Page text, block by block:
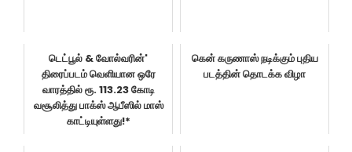
டெட்பூல் & வோல்வரின்'
திரைப்படம் வெளியான ஒரே
வாரத்தில் ரூ. 113.23 கோடி
வசூலித்து பாக்ஸ் ஆபீஸில் மாஸ்
காட்டியுள்ளது!*
கென் கருணாஸ் நடிக்கும் புதிய
படத்தின் தொடக்க விழா